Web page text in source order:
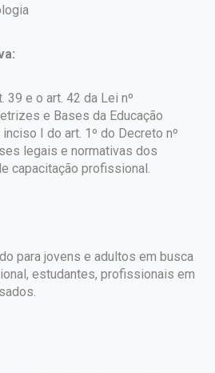
39 e o art. 42 da Lei nº
e Bases da Educação
I do art. 1º do Decreto nº
legais e normativas dos
capacitação profissional.
para jovens e adultos em busca
estudantes, profissionais em